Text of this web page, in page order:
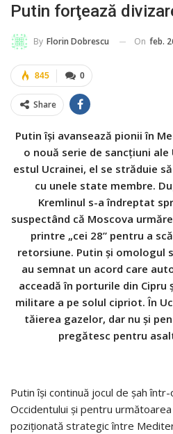
Putin forţează
By Florin Dobrescu On feb.
0
845
Share
Putin îşi avansează pionii în
o nouă serie de sancţiuni
estul Ucrainei, el se străduie
cu unele state membre.
Kremlinul s-a îndreptat
suspectând că Moscova
printre „cei 28” pentru a
retorsiune. Putin şi omologul
au semnat un acord care
acceadă în porturile din Cipru
militare a pe solul cipriot. În
tăierea gazelor, dar nu şi
pregătesc pentru
Putin îşi continuă jocul de şah
Occidentului şi pentru
poziţionată strategic între